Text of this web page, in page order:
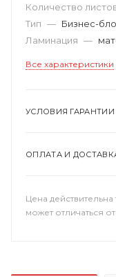
Количество
Тип — Бизнес-
Ламинация —
Все характеристики
УСЛОВИЯ ГАРАНТИИ
ОПЛАТА И
Цена
может отличаться